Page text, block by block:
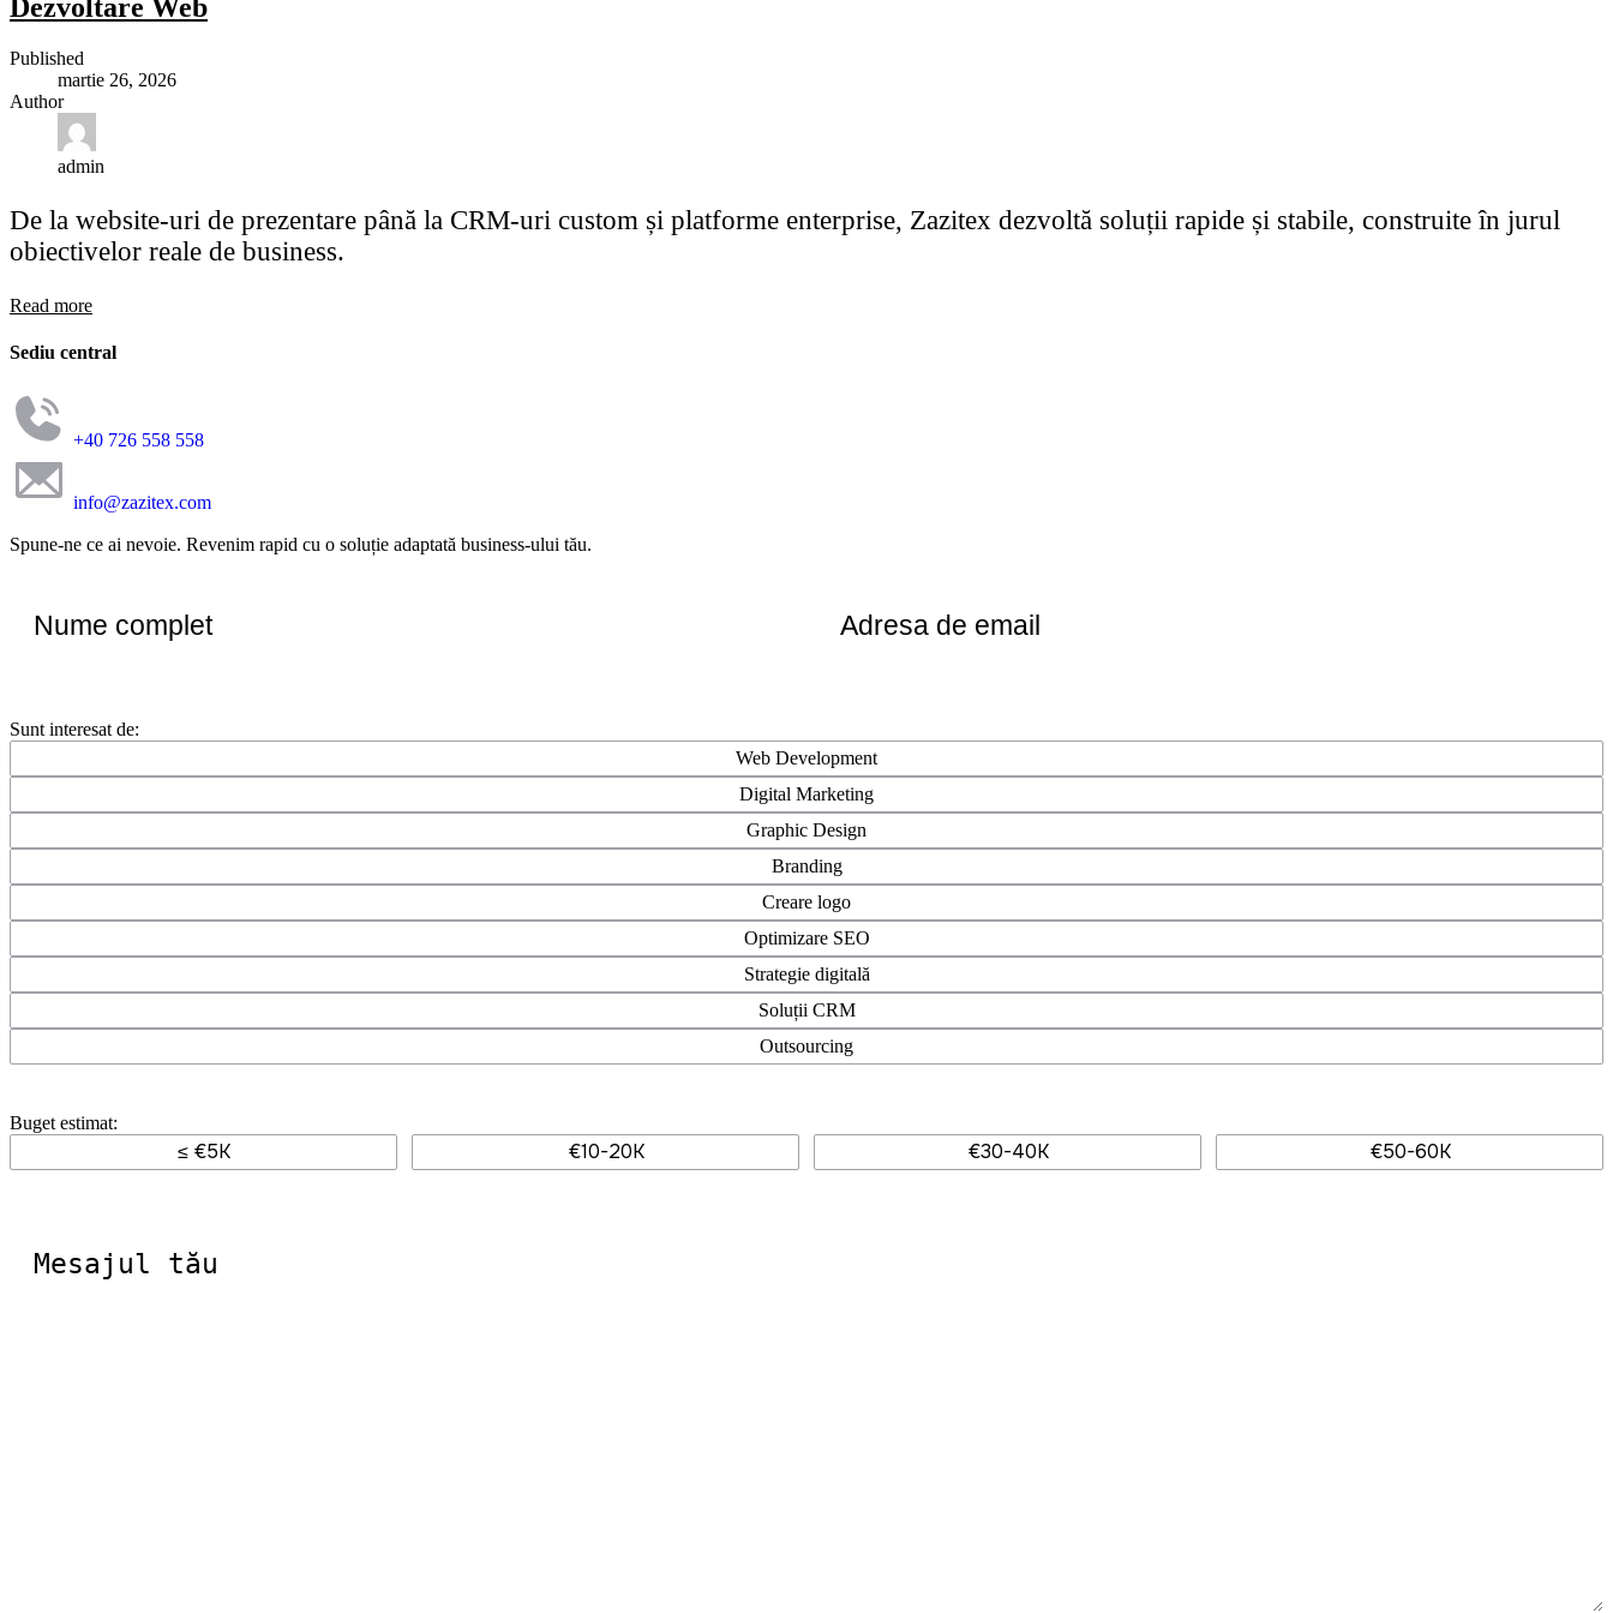
Dezvoltare Web
Published
martie 26, 2026
Author
admin
De la website-uri de prezentare până la CRM-uri custom și platforme enterprise, Zazitex dezvoltă soluții rapide și stabile, construite în jurul
obiectivelor reale de business.
Read more
Sediu central
+40 726 558 558
info@zazitex.com
Spune-ne ce ai nevoie. Revenim rapid cu o soluție adaptată business-ului tău.
Sunt interesat de:
Web Development
Digital Marketing
Graphic Design
Branding
Creare logo
Optimizare SEO
Strategie digitală
Soluții CRM
Outsourcing
Buget estimat:
≤ €5K €10-20K €30-40K €50-60K
*